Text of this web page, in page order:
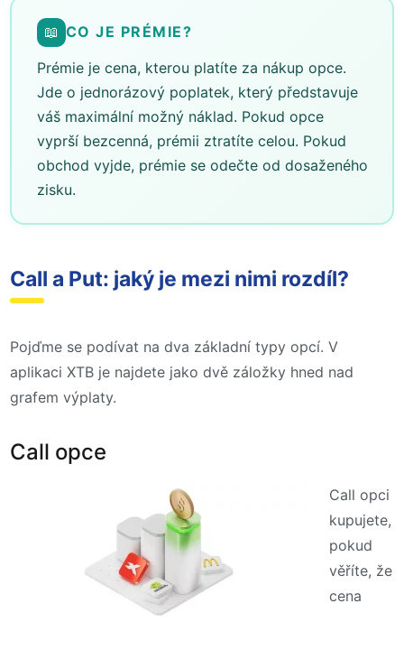
📖 CO JE PRÉMIE?
Prémie je cena, kterou platíte za nákup opce.
Jde o jednorázový poplatek, který představuje
váš maximální možný náklad. Pokud opce
vyprší bezcenná, prémii ztratíte celou. Pokud
obchod vyjde, prémie se odečte od dosaženého
zisku.
Call a Put: jaký je mezi nimi rozdíl?
Pojďme se podívat na dva základní typy opcí. V
aplikaci XTB je najdete jako dvě záložky hned nad
grafem výplaty.
Call opce
Call opci
kupujete,
pokud
věříte, že
cena